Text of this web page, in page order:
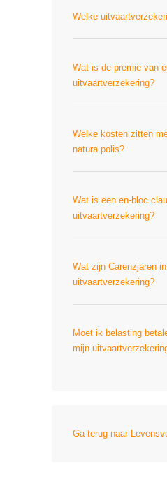
Welke
Wat is de premie van
uitvaartverzekering?
Welke kosten zitten
natura polis?
Wat is een en-bloc
uitvaartverzekering?
Wat zijn Carenzjaren
uitvaartverzekering?
Moet ik belasting
mijn
Ga terug naar